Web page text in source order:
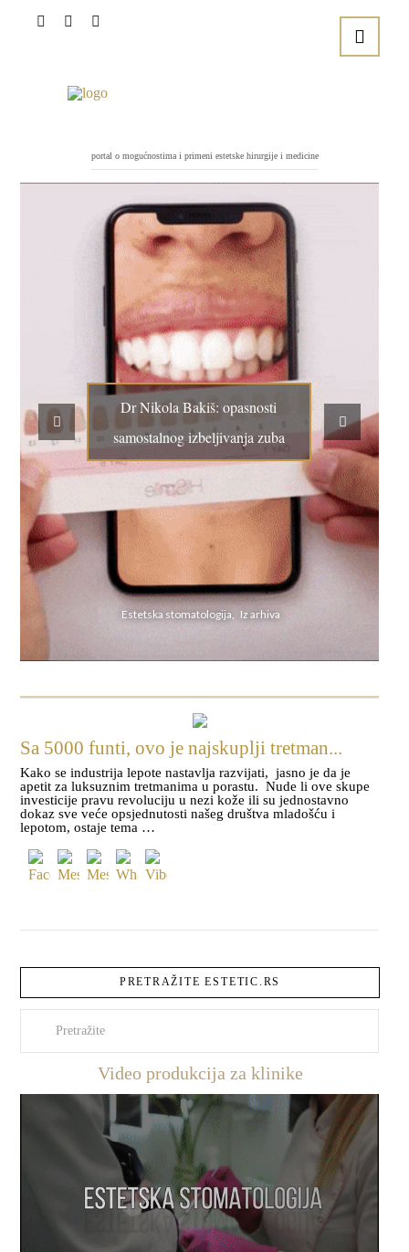
portal o mogućnostima i primeni estetske hirurgije i medicine
Dr Nikola Bakiš: opasnosti
samostalnog izbeljivanja zuba
Estetska stomatologija, Iz arhiva
Sa 5000 funti, ovo je najskuplji tretman...
Kako se industrija lepote nastavlja razvijati, jasno je da je
apetit za luksuznim tretmanima u porastu. Nude li ove skupe
investicije pravu revoluciju u nezi kože ili su jednostavno
dokaz sve veće opsjednutosti našeg društva mladošću i
lepotom, ostaje tema …
PRETRAŽITE ESTETIC.RS
Video produkcija za klinike